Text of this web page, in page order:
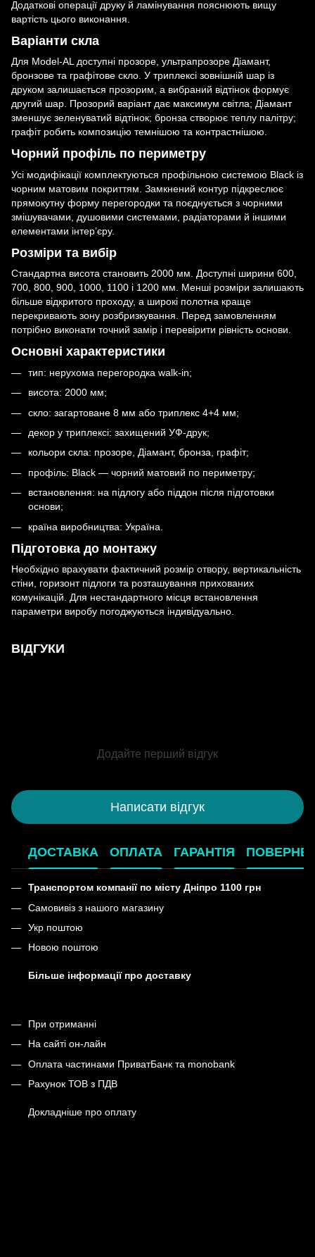
Додаткові операції друку й ламінування пояснюють вищу
вартість цього виконання.
Варіанти скла
Для Model-AL доступні прозоре, ультрапрозоре Діамант,
бронзове та графітове скло. У триплексі зовнішній шар із
друком залишається прозорим, а вибраний відтінок формує
другий шар. Прозорий варіант дає максимум світла; Діамант
зменшує зеленуватий відтінок; бронза створює теплу палітру;
графіт робить композицію темнішою та контрастнішою.
Чорний профіль по периметру
Усі модифікації комплектуються профільною системою Black із
чорним матовим покриттям. Замкнений контур підкреслює
прямокутну форму перегородки та поєднується з чорними
змішувачами, душовими системами, радіаторами й іншими
елементами інтер’єру.
Розміри та вибір
Стандартна висота становить 2000 мм. Доступні ширини 600,
700, 800, 900, 1000, 1100 і 1200 мм. Менші розміри залишають
більше відкритого проходу, а широкі полотна краще
перекривають зону розбризкування. Перед замовленням
потрібно виконати точний замір і перевірити рівність основи.
Основні характеристики
тип: нерухома перегородка walk-in;
висота: 2000 мм;
скло: загартоване 8 мм або триплекс 4+4 мм;
декор у триплексі: захищений УФ-друк;
кольори скла: прозоре, Діамант, бронза, графіт;
профіль: Black — чорний матовий по периметру;
встановлення: на підлогу або піддон після підготовки
основи;
країна виробництва: Україна.
Підготовка до монтажу
Необхідно врахувати фактичний розмір отвору, вертикальність
стіни, горизонт підлоги та розташування прихованих
комунікацій. Для нестандартного місця встановлення
параметри виробу погоджуються індивідуально.
ВІДГУКИ
Додайте перший відгук
Написати відгук
ДОСТАВКА ОПЛАТА ГАРАНТІЯ
Транспортом компанії по місту Дніпро 1100 грн
Самовивіз з нашого магазину
Укр поштою
Новою поштою
Більше інформації про доставку
При отриманні
На сайті он-лайн
Оплата частинами ПриватБанк та monobank
Рахунок ТОВ з ПДВ
Докладніше про оплату